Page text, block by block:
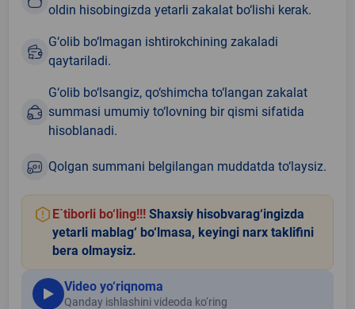
oldin hisobingizda yetarli zakalat bo‘lishi kerak.
G‘olib bo‘lmagan ishtirokchining zakaladi
qaytariladi.
G‘olib bo‘lsangiz, qo‘shimcha to‘langan zakalat
summasi umumiy to‘lovning bir qismi sifatida
hisoblanadi.
Qolgan summani belgilangan muddatda to‘laysiz.
E`tiborli bo‘ling!!! Shaxsiy hisobvarag‘ingizda
yetarli mablag‘ bo‘lmasa, keyingi narx taklifini
bera olmaysiz.
Video yo‘riqnoma
Qanday ishlashini videoda ko‘ring